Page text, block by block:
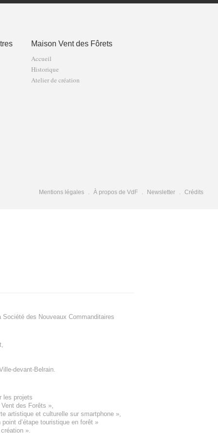
Maison Vent des Fôrets
Accueil
Historique
Atelier de création
Mentions légales À propos de VdF Newsletter Crédits
Société des Nouveaux Commanditaires
,
devant-Belrain.
les projets
des Forêts »,
artistique et culturelle sur smartphone »,
point d’étape touristique en forêt »
création ».